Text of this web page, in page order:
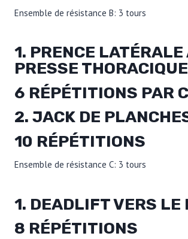
Ensemble de résistance B: 3 tours
1. PRENCE LATÉRALE
PRESSE THORACIQUE
6 RÉPÉTITIONS PAR
2. JACK DE
10 RÉPÉTITIONS
Ensemble de résistance C: 3 tours
1. DEADLIFT VERS LE
8 RÉPÉTITIONS